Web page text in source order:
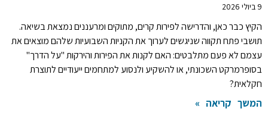
9 ביולי 2026
הקיץ כבר כאן, והדרישה לפירות קרים, מתוקים ומרעננים נמצאת בשיאה.
תושבי פתח תקווה שניגשים לערוך את הקניות השבועיות שלהם מוצאים את
עצמם לא פעם מתלבטים: האם לקנות את הפירות והירקות "על הדרך"
בסופרמרקט השכונתי, או להשקיע ולנסוע למתחמים ייעודיים לתוצרת
חקלאית?
המשך קריאה »